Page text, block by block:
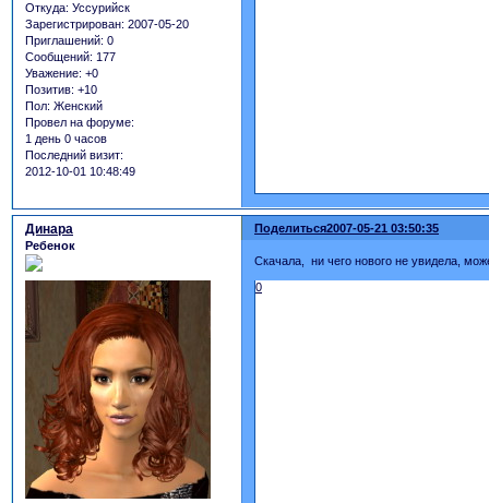
Откуда: Уссурийск
Зарегистрирован: 2007-05-20
Приглашений: 0
Сообщений: 177
Уважение: +0
Позитив: +10
Пол: Женский
Провел на форуме:
1 день 0 часов
Последний визит:
2012-10-01 10:48:49
Поделиться2007-05-21 03:50:35
Динара
Ребенок
Скачала, ни чего нового не увидела,
0